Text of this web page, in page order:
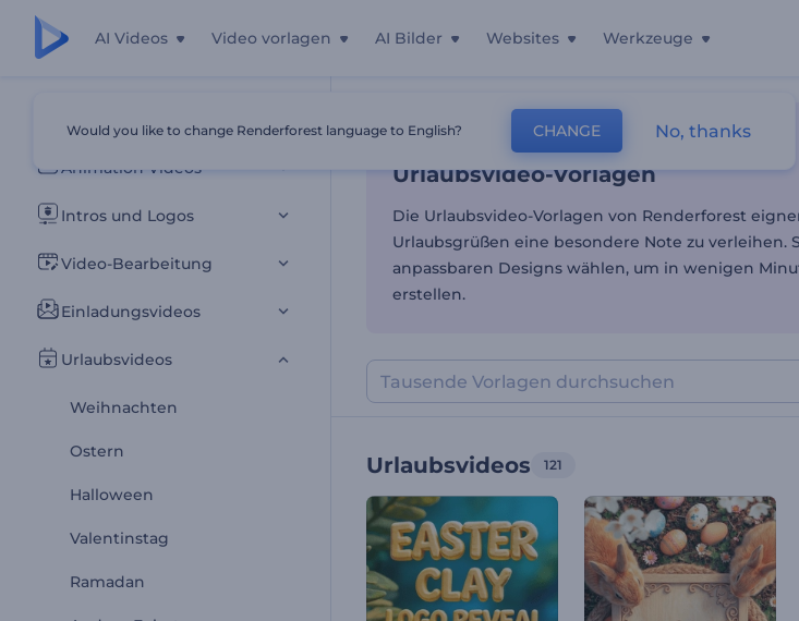
AI Videos Video vorlagen AI Bilder Websites Werkzeuge
Alle Vorlagen
Animation Videos
Intros und Logos
Video-Bearbeitung
Einladungsvideos
Urlaubsvideos
Weihnachten
Ostern
Halloween
Valentinstag
Ramadan
Urlaubsvideo-Vorlagen
Startseite Urlaubsvideos
Urlaubsvideo-Vorlagen
Die Urlaubsvideo-Vorlagen von Renderforest
Urlaubsgrüßen eine besondere Note zu verleihen.
anpassbaren Designs wählen, um in wenigen
erstellen.
Urlaubsvideos 121
Would you like to change Renderforest language to English? CHANGE No, thanks